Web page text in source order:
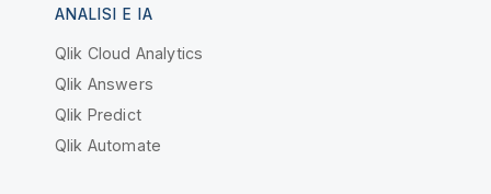
ANALISI E IA
Qlik Cloud Analytics
Qlik Answers
Qlik Predict
Qlik Automate